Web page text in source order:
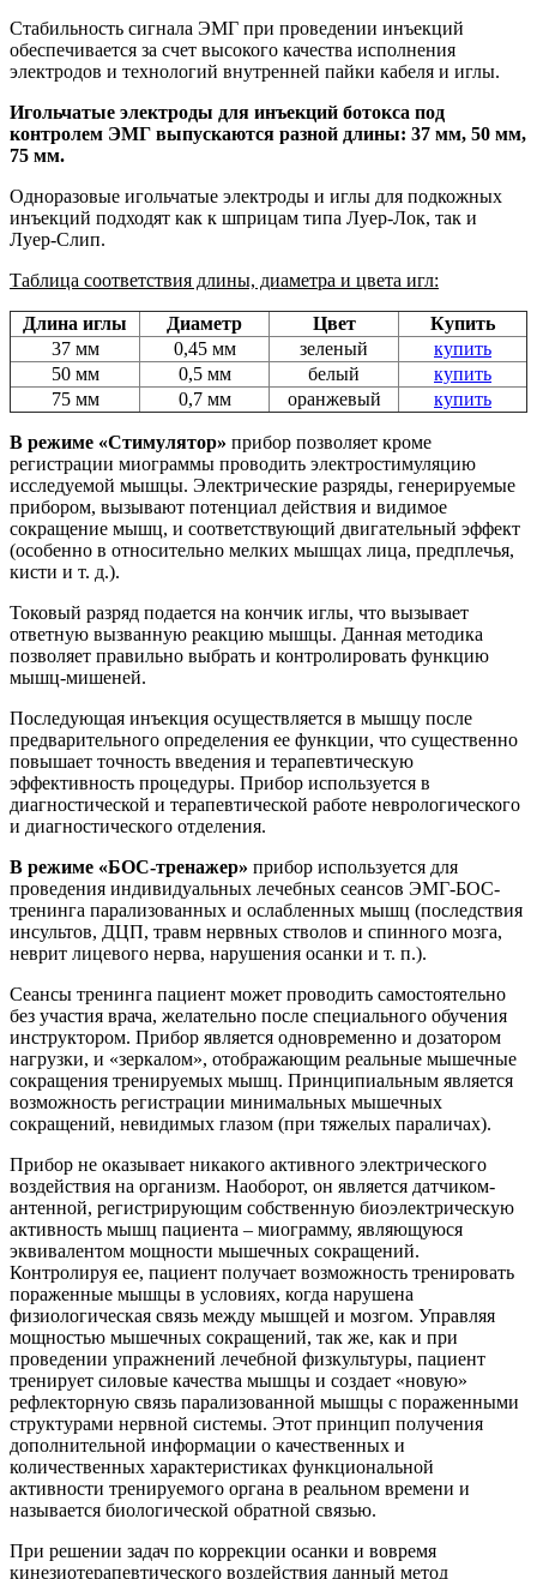
Стабильность сигнала ЭМГ при проведении инъекций
обеспечивается за счет высокого качества исполнения
электродов и технологий внутренней пайки кабеля и иглы.
Игольчатые электроды для инъекций ботокса под
контролем ЭМГ выпускаются разной длины: 37 мм, 50 мм,
75 мм.
Одноразовые игольчатые электроды и иглы для подкожных
инъекций подходят как к шприцам типа Луер-Лок, так и
Луер-Слип.
Таблица соответствия длины, диаметра и цвета игл:
Длина иглы Диаметр Цвет
Купить
37 мм
0,45 мм зеленый
купить
50 мм
0,5 мм белый
купить
75 мм
0,7 мм оранжевый купить
В режиме «Стимулятор» прибор позволяет кроме
регистрации миограммы проводить электростимуляцию
исследуемой мышцы. Электрические разряды, генерируемые
прибором, вызывают потенциал действия и видимое
сокращение мышц, и соответствующий двигательный эффект
(особенно в относительно мелких мышцах лица, предплечья,
кисти и т. д.).
Токовый разряд подается на кончик иглы, что вызывает
ответную вызванную реакцию мышцы. Данная методика
позволяет правильно выбрать и контролировать функцию
мышц-мишеней.
Последующая инъекция осуществляется в мышцу после
предварительного определения ее функции, что существенно
повышает точность введения и терапевтическую
эффективность процедуры. Прибор используется в
диагностической и терапевтической работе неврологического
и диагностического отделения.
В режиме «БОС-тренажер» прибор используется для
проведения индивидуальных лечебных сеансов ЭМГ-БОС-
тренинга парализованных и ослабленных мышц (последствия
инсультов, ДЦП, травм нервных стволов и спинного мозга,
неврит лицевого нерва, нарушения осанки и т. п.).
Сеансы тренинга пациент может проводить самостоятельно
без участия врача, желательно после специального обучения
инструктором. Прибор является одновременно и дозатором
нагрузки, и «зеркалом», отображающим реальные мышечные
сокращения тренируемых мышц. Принципиальным является
возможность регистрации минимальных мышечных
сокращений, невидимых глазом (при тяжелых параличах).
Прибор не оказывает никакого активного электрического
воздействия на организм. Наоборот, он является датчиком-
антенной, регистрирующим собственную биоэлектрическую
активность мышц пациента – миограмму, являющуюся
эквивалентом мощности мышечных сокращений.
Контролируя ее, пациент получает возможность тренировать
пораженные мышцы в условиях, когда нарушена
физиологическая связь между мышцей и мозгом. Управляя
мощностью мышечных сокращений, так же, как и при
проведении упражнений лечебной физкультуры, пациент
тренирует силовые качества мышцы и создает «новую»
рефлекторную связь парализованной мышцы с пораженными
структурами нервной системы. Этот принцип получения
дополнительной информации о качественных и
количественных характеристиках функциональной
активности тренируемого органа в реальном времени и
называется биологической обратной связью.
При решении задач по коррекции осанки и вовремя
кинезиотерапевтического воздействия данный метод